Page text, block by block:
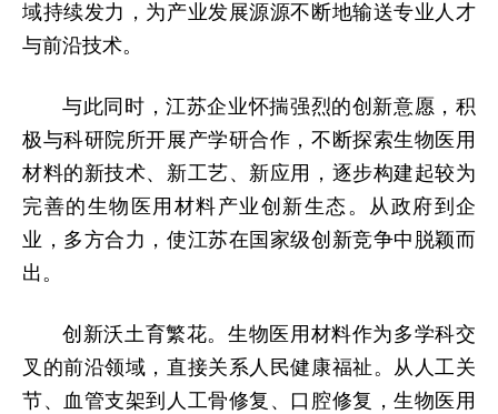
域持续发力，为产业发展源源不断地输送专业人才
与前沿技术。
与此同时，江苏企业怀揣强烈的创新意愿，积
极与科研院所开展产学研合作，不断探索生物医用
材料的新技术、新工艺、新应用，逐步构建起较为
完善的生物医用材料产业创新生态。从政府到企
业，多方合力，使江苏在国家级创新竞争中脱颖而
出。
创新沃土育繁花。生物医用材料作为多学科交
叉的前沿领域，直接关系人民健康福祉。从人工关
节、血管支架到人工骨修复、口腔修复，生物医用